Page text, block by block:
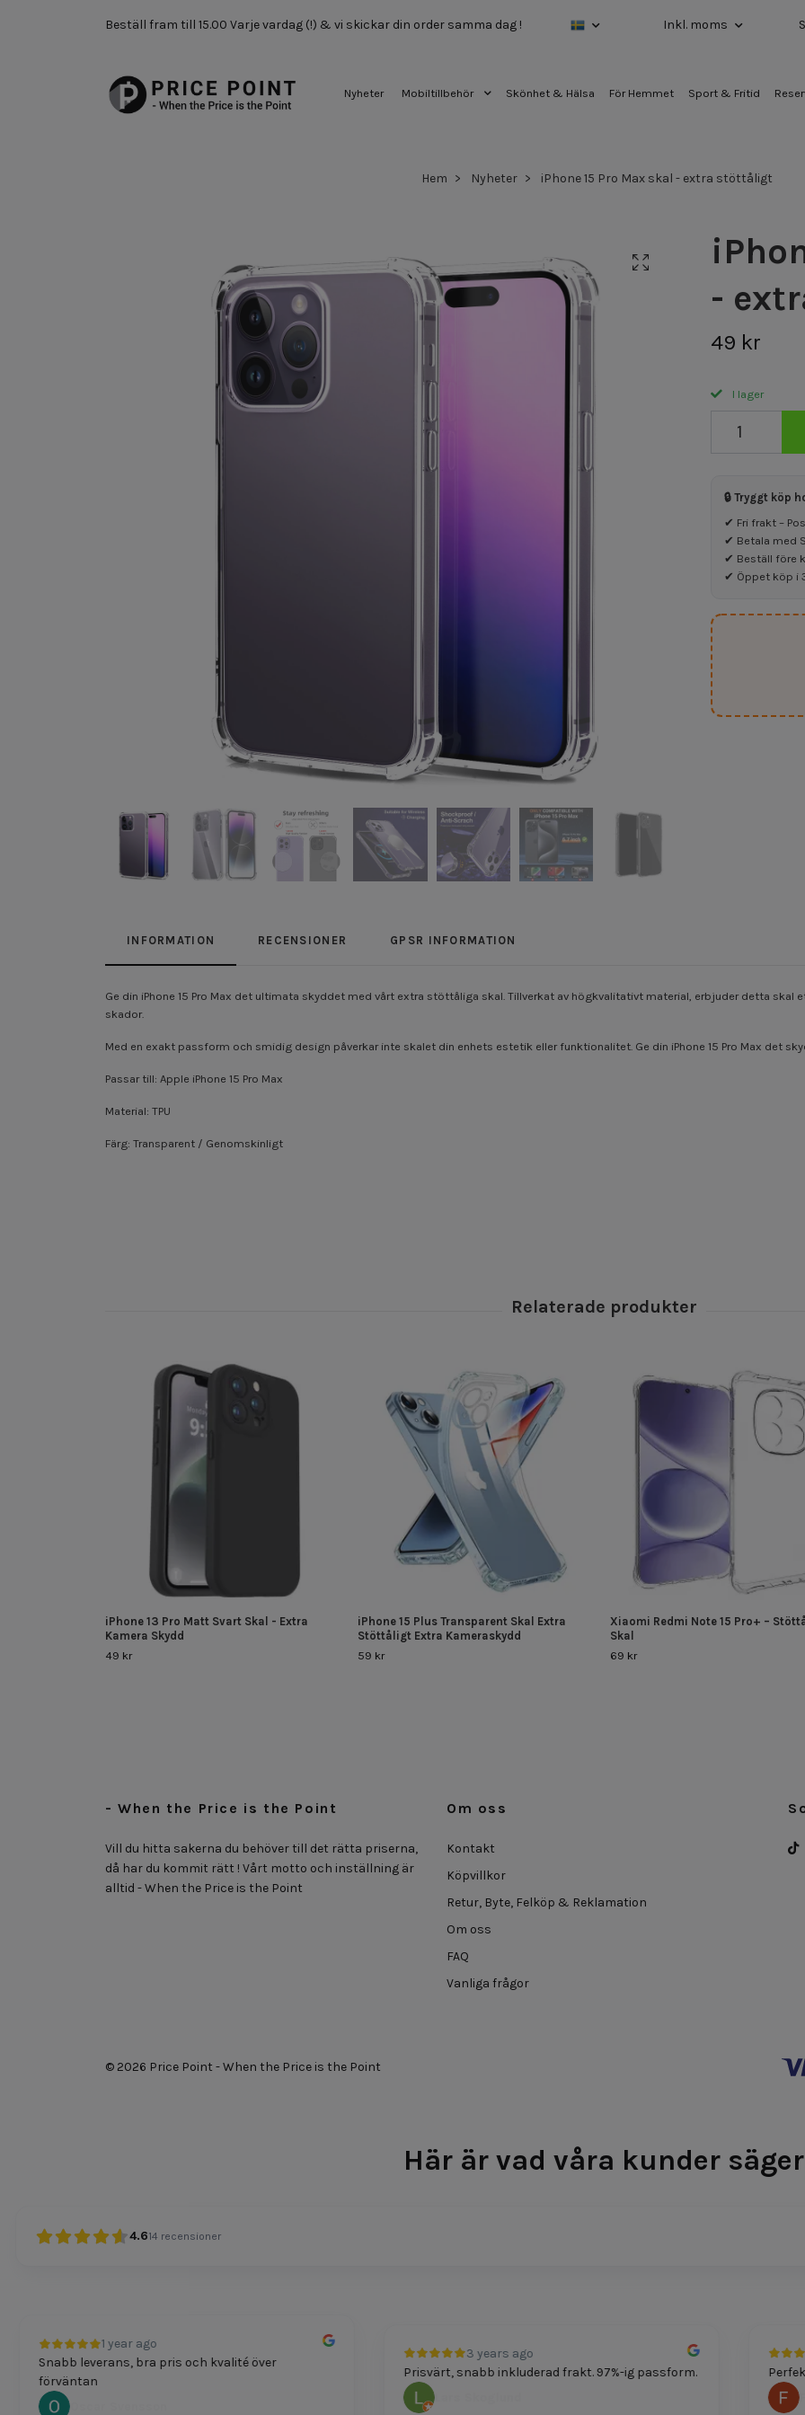
Beställ fram till 15.00 Varje vardag (!) & vi skickar din order samma dag ! Inkl. moms
Nyheter Mobiltillbehör Skönhet & Hälsa För Hemmet Sport & Fritid
Hem Nyheter iPhone 15 Pro Max skal - extra stöttåligt
-
49 kr
I lager
🔒 Tryggt köp
✔ Fri frakt –
✔ Betala med
✔ Beställ före
✔ Öppet köp i
INFORMATION RECENSIONER GPSR INFORMATION
Ge din iPhone 15 Pro Max det ultimata skyddet med vårt extra stöttåliga skal. Tillverkat av högkvalitativt material, erbjuder detta
skador.
Med en exakt passform och smidig design påverkar inte skalet din enhets estetik eller funktionalitet. Ge din iPhone 15 Pro Max det
Passar till: Apple iPhone 15 Pro Max
Material: TPU
Färg: Transparent / Genomskinligt
iPhone 13 Pro Matt Svart Skal - Extra
Kamera Skydd
49 kr
iPhone 15 Plus Transparent Skal Extra
Stöttåligt Extra Kameraskydd
59 kr
Xiaomi Redmi Note 15 Pro+ –
Skal
69 kr
- When the Price is the Point
Vill du hitta sakerna du behöver till det rätta priserna,
då har du kommit rätt ! Vårt motto och inställning är
alltid - When the Price is the Point
Om oss
Kontakt
Köpvillkor
Retur, Byte, Felköp & Reklamation
Om oss
FAQ
Vanliga frågor
© 2026 Price Point - When the Price is the Point
Här är vad våra kunder säger
4.614 recensioner
1 year ago
Snabb leverans, bra pris och kvalité över
förväntan
Oscar Svensson
3 years ago
Prisvärt, snabb inkluderad frakt. 97%-ig passform.
Lars Skoglund
Perfekt